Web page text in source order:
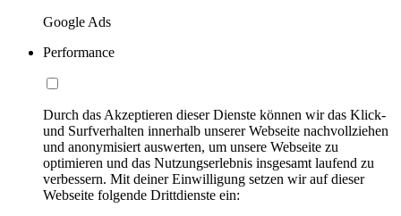
Google Ads
Performance
Durch das Akzeptieren dieser Dienste können wir das Klick-
und Surfverhalten innerhalb unserer Webseite nachvollziehen
und anonymisiert auswerten, um unsere Webseite zu
optimieren und das Nutzungserlebnis insgesamt laufend zu
verbessern. Mit deiner Einwilligung setzen wir auf dieser
Webseite folgende Drittdienste ein: